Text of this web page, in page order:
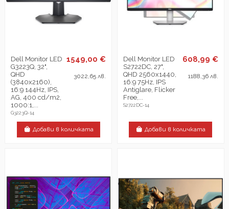
Dell Monitor LED
G3223Q, 32",
QHD
(3840x2160),
16:9 144Hz, IPS,
AG, 400 cd/m2,
1000:1,...
G3223Q-14
1549,00 €
3022,65 лв.
Добави в количката
Dell Monitor LED
S2722DC, 27",
QHD 2560x1440,
16:9 75Hz, IPS
Antiglare, Flicker
Free,...
S2722DC-14
608,99 €
1188,36 лв.
Добави в количката